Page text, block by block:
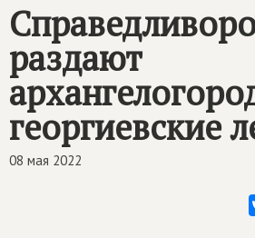
раздают
георгиевские
08 мая 2022